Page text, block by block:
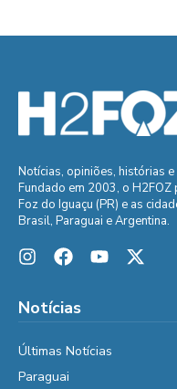
Notícias, opiniões, histórias
Fundado em 2003, o
Foz do Iguaçu (PR) e as
Brasil, Paraguai e Argentina.
Notícias
Últimas Notícias
Paraguai